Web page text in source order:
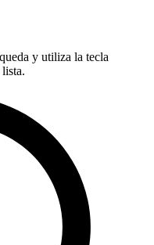
y utiliza la tecla